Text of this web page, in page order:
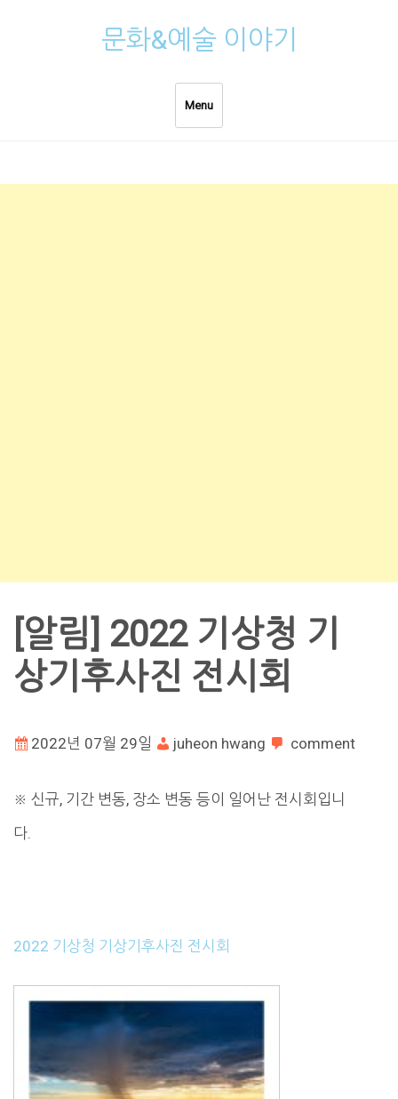
문화&예술 이야기
Menu
[알림] 2022 기상청 기
상기후사진 전시회
2022년 07월 29일 juheon hwang comment
※ 신규, 기간 변동, 장소 변동 등이 일어난 전시회입니
다.
2022 기상청 기상기후사진 전시회